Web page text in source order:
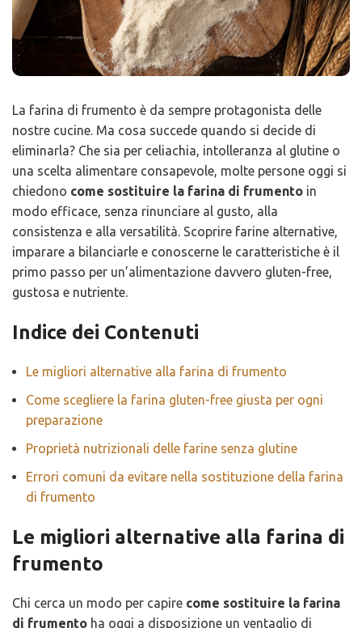
La farina di frumento è da sempre protagonista delle
nostre cucine. Ma cosa succede quando si decide di
eliminarla? Che sia per celiachia, intolleranza al glutine o
una scelta alimentare consapevole, molte persone oggi si
chiedono come sostituire la farina di frumento in
modo efficace, senza rinunciare al gusto, alla
consistenza e alla versatilità. Scoprire farine alternative,
imparare a bilanciarle e conoscerne le caratteristiche è il
primo passo per un’alimentazione davvero gluten-free,
gustosa e nutriente.
Indice dei Contenuti
Le migliori alternative alla farina di frumento
Come scegliere la farina gluten-free giusta per ogni
preparazione
Proprietà nutrizionali delle farine senza glutine
Errori comuni da evitare nella sostituzione della farina
di frumento
Le migliori alternative alla farina di
frumento
Chi cerca un modo per capire come sostituire la farina
di frumento ha oggi a disposizione un ventaglio di